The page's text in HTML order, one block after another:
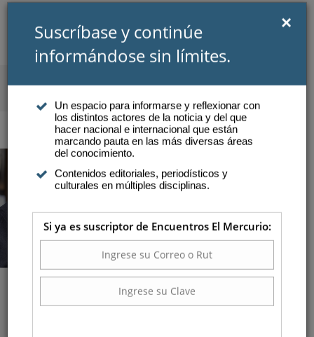
SUSCRIBIRSE INICIAR SESIÓN
Atención a suscriptores
Cambios en la estructura social
y efectos en el sistema político
Reproductor
Media error: Format(s) not supported or source(s) not
Suscríbase y continúe
informándose sin límites.
×
Un espacio para informarse y reflexionar con
los distintos actores de la noticia y del que
hacer nacional e internacional que están
marcando pauta en las más diversas áreas
del conocimiento.
Contenidos editoriales, periodísticos y
culturales en múltiples disciplinas.
Si ya es suscriptor de Encuentros El Mercurio: